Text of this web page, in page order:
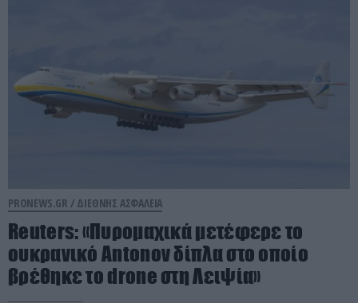
PRONEWS.GR / ΔΙΕΘΝΗΣ ΑΣΦΑΛΕΙΑ
Reuters: «Πυρομαχικά μετέφερε το
ουκρανικό Antonov δίπλα στο οποίο
βρέθηκε το drone στη Λειψία»